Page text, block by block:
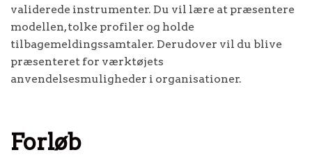
validerede instrumenter. Du vil lære at præsentere
modellen, tolke profiler og holde
tilbagemeldingssamtaler. Derudover vil du blive
præsenteret for værktøjets
anvendelsesmuligheder i organisationer.
Forløb